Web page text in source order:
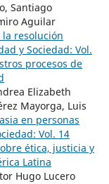
Santiago
Aguilar
la resolución
y Sociedad: Vol.
procesos de
Elizabeth
Mayorga, Luis
en personas
Vol. 14
ética, justicia y
Latina
Hugo Lucero